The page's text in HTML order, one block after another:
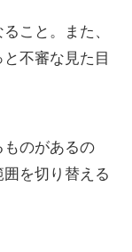
こと。また、
不審な見た目
のがあるの
を切り替える